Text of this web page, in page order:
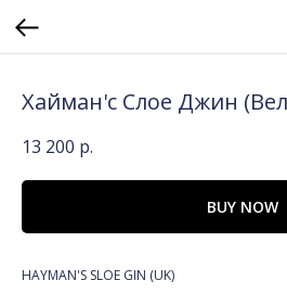
Хайман'с Слое Джин
13 200 р.
BUY NOW
HAYMAN'S SLOE GIN (UK)